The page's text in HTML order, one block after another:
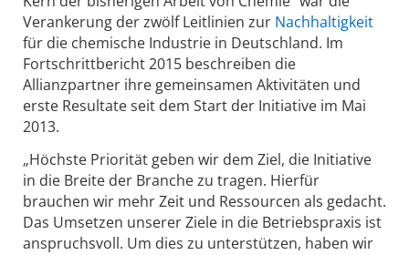
Verankerung der zwölf Leitlinien zur Nachhaltigkeit
für die chemische Industrie in Deutschland. Im
Fortschrittbericht 2015 beschreiben die
Allianzpartner ihre gemeinsamen Aktivitäten und
erste Resultate seit dem Start der Initiative im Mai
2013.
„Höchste Priorität geben wir dem Ziel, die Initiative
in die Breite der Branche zu tragen. Hierfür
brauchen wir mehr Zeit und Ressourcen als gedacht.
Das Umsetzen unserer Ziele in die Betriebspraxis ist
anspruchsvoll. Um dies zu unterstützen, haben wir